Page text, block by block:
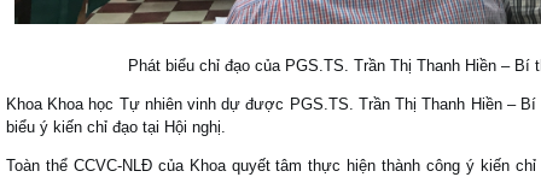
Phát biểu chỉ đạo của PGS.TS. Trần Thị Thanh Hiền – Bí
Khoa Khoa học Tự nhiên vinh dự được PGS.TS. Trần Thị Thanh Hiền –
biểu ý kiến chỉ đạo tại Hội nghị.
Toàn thể CCVC-NLĐ của Khoa quyết tâm thực hiện thành công ý kiến